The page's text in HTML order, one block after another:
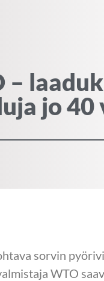
–
jo 40
sorvin
WTO